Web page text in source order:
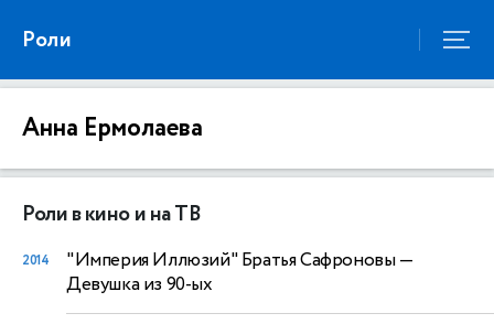
Роли
Анна Ермолаева
Роли в кино и на ТВ
2014 "Империя Иллюзий" Братья Сафроновы—
Девушка из 90-ых